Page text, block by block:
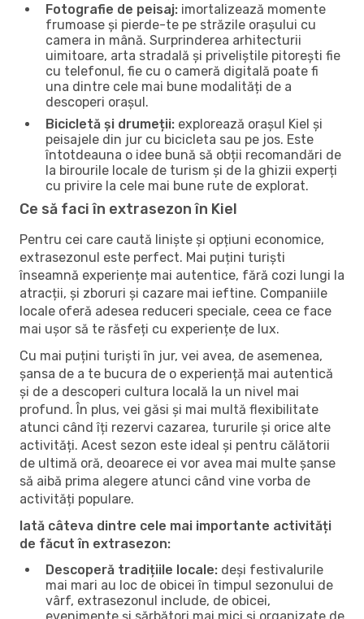
Fotografie de peisaj: imortalizează momente
frumoase și pierde-te pe străzile orașului cu
camera in mână. Surprinderea arhitecturii
uimitoare, arta stradală și priveliștile pitorești fie
cu telefonul, fie cu o cameră digitală poate fi
una dintre cele mai bune modalități de a
descoperi orașul.
Bicicletă și drumeții: explorează orașul Kiel și
peisajele din jur cu bicicleta sau pe jos. Este
întotdeauna o idee bună să obții recomandări de
la birourile locale de turism și de la ghizii experți
cu privire la cele mai bune rute de explorat.
Ce să faci în extrasezon în Kiel
Pentru cei care caută liniște și opțiuni economice,
extrasezonul este perfect. Mai puțini turiști
înseamnă experiențe mai autentice, fără cozi lungi la
atracții, și zboruri și cazare mai ieftine. Companiile
locale oferă adesea reduceri speciale, ceea ce face
mai ușor să te răsfeți cu experiențe de lux.
Cu mai puțini turiști în jur, vei avea, de asemenea,
șansa de a te bucura de o experiență mai autentică
și de a descoperi cultura locală la un nivel mai
profund. În plus, vei găsi și mai multă flexibilitate
atunci când îți rezervi cazarea, tururile și orice alte
activități. Acest sezon este ideal și pentru călătorii
de ultimă oră, deoarece ei vor avea mai multe șanse
să aibă prima alegere atunci când vine vorba de
activități populare.
Iată câteva dintre cele mai importante activități
de făcut în extrasezon:
Descoperă tradițiile locale: deși festivalurile
mai mari au loc de obicei în timpul sezonului de
vârf, extrasezonul include, de obicei,